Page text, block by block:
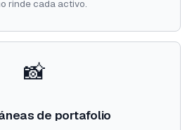
rinde cada activo.
📸
de portafolio